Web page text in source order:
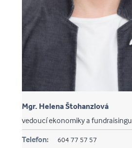
Mgr. Helena Štohanzlová
vedoucí ekonomiky a fundraisingu
Telefon:
604 77 57 57